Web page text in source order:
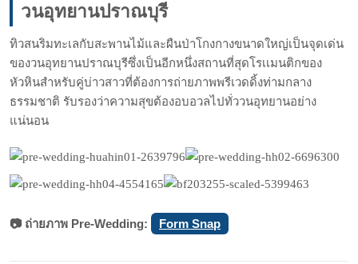
วนอุทยานปราณบุรี
ทิวสนริมทะเลกับสะพานไม้และผืนป่าโกงกางขนาดใหญ่เป็นจุดเด่น
ของวนอุทยานปราณบุรีซึ่งเป็นอีกหนึ่งสถานที่สุดโรเเมนติกของ
หัวหินสำหรับคู่บ่าวสาวที่ต้องการถ่ายภาพพรีเวดดิ้งท่ามกลาง
ธรรมชาติ รับรองว่าความสุขต้องอบอวลไปทั่ววนอุทยานอย่าง
แน่นอน
📷 ถ่ายภาพ Pre-Wedding: Form Snap